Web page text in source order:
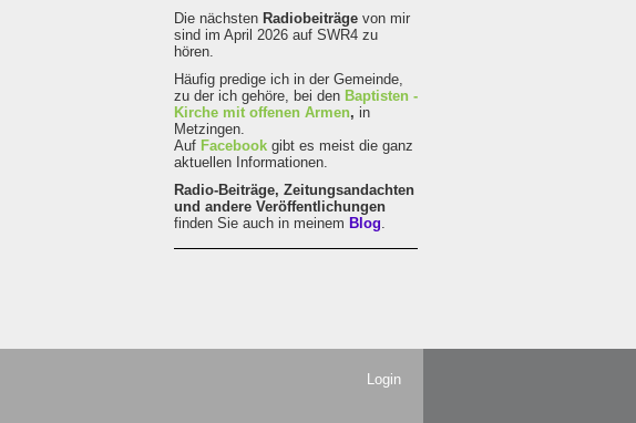
Die nächsten Radiobeiträge von mir
sind im April 2026 auf SWR4 zu
hören.
Häufig predige ich in der Gemeinde,
zu der ich gehöre, bei den Baptisten -
Kirche mit offenen Armen, in
Metzingen.
Auf Facebook gibt es meist die ganz
aktuellen Informationen.
Radio-Beiträge, Zeitungsandachten
und andere Veröffentlichungen
finden Sie auch in meinem Blog.
Login